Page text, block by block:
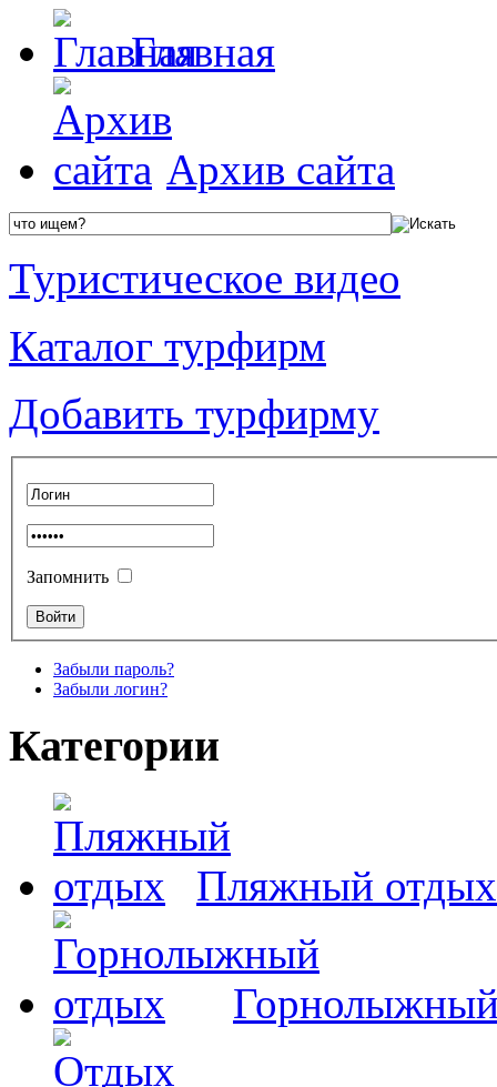
Главная
Архив сайта
Туристическое видео
Каталог турфирм
Добавить турфирму
Запомнить
Забыли пароль?
Забыли логин?
Категории
Пляжный отдых